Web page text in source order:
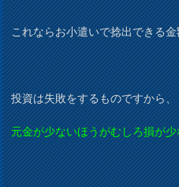
これならお小遣いで捻出できる
投資は失敗をするものですから、
元金が少ないほうがむしろ損が